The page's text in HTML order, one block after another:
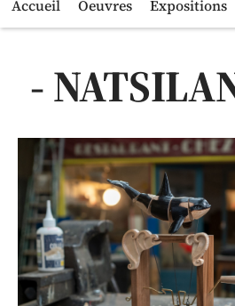
Accueil Oeuvres Expositions